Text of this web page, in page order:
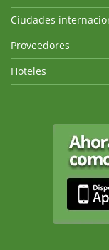
Ciudades
Proveedores
Hoteles